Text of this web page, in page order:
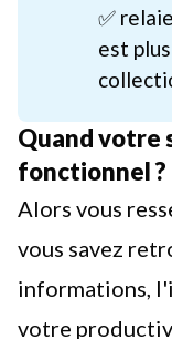
✅
est
Quand votre
fonctionnel ?
Alors vous
vous savez
informations,
votre